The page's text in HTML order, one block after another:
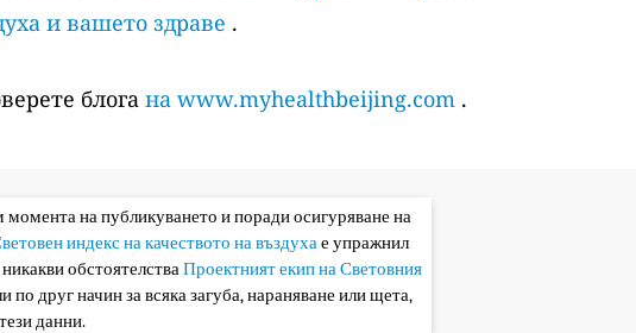
и вашето здраве .
блога на www.myhealthbeijing.com.
на публикуването и поради осигуряване на
индекс на качеството на въздухае упражнил
обстоятелстваПроектният екип на Световния
по друг начин за всяка загуба, нараняване или щета,
данни.